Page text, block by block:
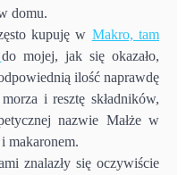
domu.
kupuję w Makro, tam
do mojej, jak się okazało,
ilość naprawdę
i resztę składników,
nazwie Małże w
makaronem.
znalazły się oczywiście